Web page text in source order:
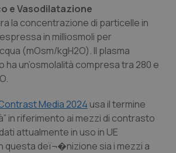
Giulia
& coronaropatie
e Vasodilatazione
la concentrazione di particelle in
in milliosmoli per
(mOsm/kgH2O). Il plasma
ha un’osmolalità compresa tra 280 e
Media 2024 usa il termine
in riferimento ai mezzi di contrasto
attualmente in uso in UE
questa deï¬�nizione sia i mezzi a